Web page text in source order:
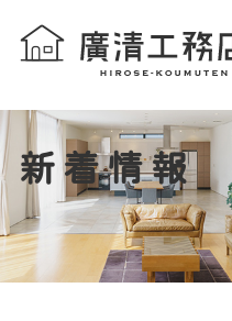
新着情報